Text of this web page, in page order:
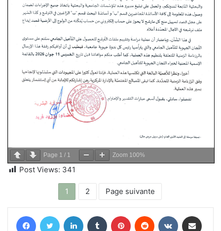
Page 1 / 1 Zoom 100%
Post Views: 341
1 2 Page suivante
FacebookTwitter Linkedin Tumblr Pinterest Reddit VKontakte